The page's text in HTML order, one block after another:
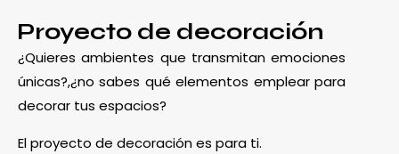
Proyecto de decoración
¿Quieres ambientes que transmitan emociones
únicas?,¿no sabes qué elementos emplear para
decorar tus espacios?
El proyecto de decoración es para ti.